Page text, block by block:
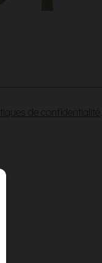
de confidentialité